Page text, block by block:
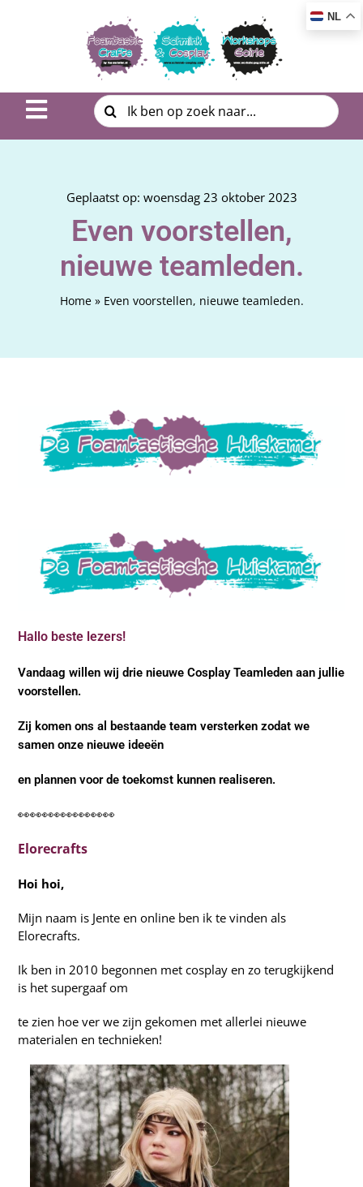
Toggle
Product uitleg
Workshop | Cursus
Zoeken
naar:
Geplaatst op: woensdag 23 oktober 2023
Even voorstellen,
nieuwe teamleden.
Home» Even voorstellen, nieuwe teamleden.
Hallo beste lezers!
Vandaag willen wij drie nieuwe Cosplay Teamleden aan jullie
voorstellen.
Zij komen ons al bestaande team versterken zodat we
samen onze nieuwe ideeën
enplannen voor de toekomst kunnen realiseren.
👀👀👀👀👀👀👀👀
Elorecrafts
Hoi hoi,
Mijn naam is Jente en online ben ik te vinden als
Elorecrafts.
Ik ben in 2010 begonnen met cosplay en zo terugkijkend
is het supergaaf om
te zien hoe ver we zijn gekomen met allerlei nieuwe
materialen en technieken!
NL